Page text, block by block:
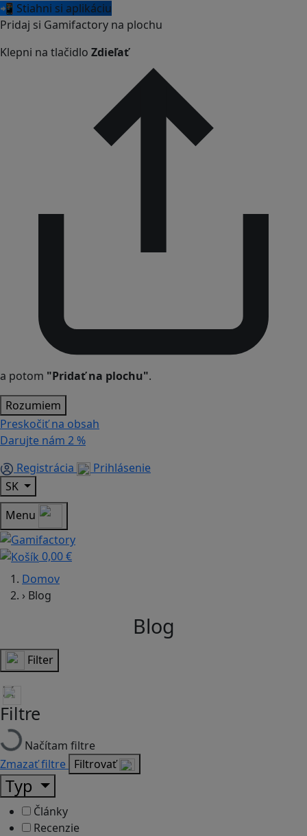
📲 Stiahni si aplikáciu
Pridaj si Gamifactory na plochu
Klepni na tlačidlo Zdieľať
a potom "Pridať na plochu".
Rozumiem
Preskočiť na obsah
Darujte nám 2 %
Registrácia
Prihlásenie
SK
Menu
0,00 €
Domov
› Blog
Blog
Filter
Filtre
Načítam filtre
Zmazať filtre Filtrovať
Typ
Články
Recenzie